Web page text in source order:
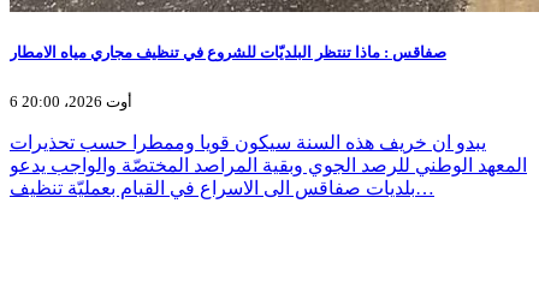
صفاقس : ماذا تنتظر البلديّات للشروع في تنظيف مجاري مياه الامطار
6 أوت 2026، 20:00
يبدو ان خريف هذه السنة سيكون قويا وممطرا حسب تحذيرات
المعهد الوطني للرصد الجوي وبقية المراصد المختصّة والواجب يدعو
بلديات صفاقس الى الاسراع في القيام بعمليّة تنظيف…